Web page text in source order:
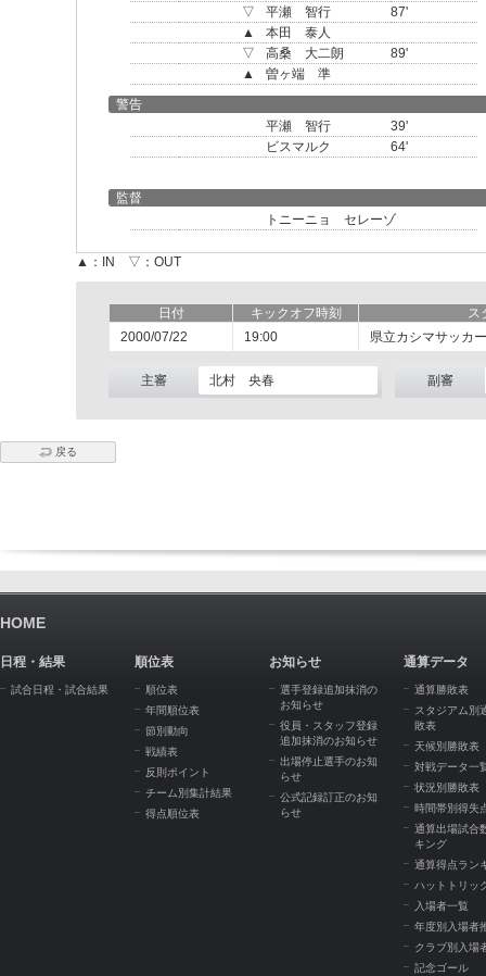
▽
平瀬 智行
87'
▲
本田 泰人
▽
高桑 大二朗
89'
▲
曽ヶ端 準
警告
平瀬 智行
39'
ビスマルク
64'
監督
トニーニョ セレーゾ
▲：IN ▽：OUT
日付 キックオフ時刻
ス
2000/07/22
19:00 県立カシマサッカ
主審 北村 央春 副審
戻る
HOME
日程・結果
試合日程・試合結果
順位表
順位表
年間順位表
節別動向
戦績表
反則ポイント
チーム別集計結果
得点順位表
お知らせ
選手登録追加抹消の
お知らせ
役員・スタッフ登録
追加抹消のお知らせ
出場停止選手のお知
らせ
公式記録訂正のお知
らせ
通算データ
通算勝敗表
スタジアム別
敗表
天候別勝敗表
対戦データ一
状況別勝敗表
時間帯別得失
通算出場試合
キング
通算得点ラン
ハットトリッ
入場者一覧
年度別入場者
クラブ別入場
記念ゴール